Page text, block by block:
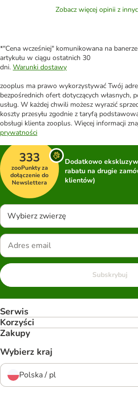
Zobacz więcej opinii z
*"Cena wcześniej" komunikowana na
artykułu w ciągu ostatnich 30
dni. Warunki dostawy
zooplus ma prawo wykorzystywać Twój
bezpośrednich ofert dotyczących własnych,
usług. W każdej chwili możesz wyrazić
koszty przesyłu zgodnie z taryfą
obsługi klienta zooplus. Więcej informacji
prywatności
333
zooPunkty za
dołączenie do
Newslettera
Dodatkowo
rabatu na drugie
klientów)
Wybierz zwierzę
Subskrybuj
Serwis
Korzyści
Zakupy
Wybierz kraj
Polska / pl